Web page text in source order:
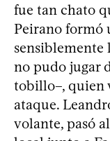
fue tan chato
Peirano formó
sensiblemente
no pudo jugar
tobillo–, quien
ataque.
volante, pasó